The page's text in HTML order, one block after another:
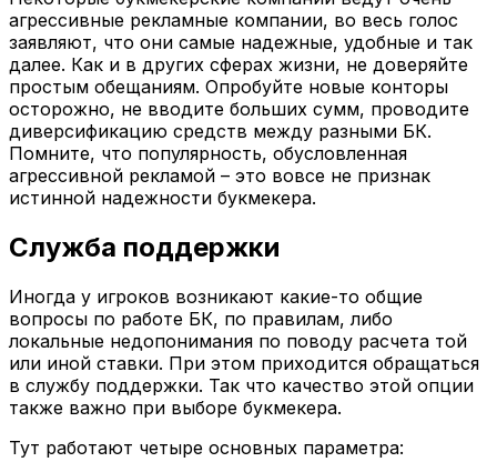
агрессивные рекламные компании, во весь голос
заявляют, что они самые надежные, удобные и так
далее. Как и в других сферах жизни, не доверяйте
простым обещаниям. Опробуйте новые конторы
осторожно, не вводите больших сумм, проводите
диверсификацию средств между разными БК.
Помните, что популярность, обусловленная
агрессивной рекламой – это вовсе не признак
истинной надежности букмекера.
Служба поддержки
Иногда у игроков возникают какие-то общие
вопросы по работе БК, по правилам, либо
локальные недопонимания по поводу расчета той
или иной ставки. При этом приходится обращаться
в службу поддержки. Так что качество этой опции
также важно при выборе букмекера.
Тут работают четыре основных параметра: